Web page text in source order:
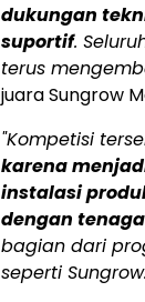
dukungan
suportif.
terus
juara Sungrow
"Kompetisi
karena
instalasi
dengan
bagian dari
seperti